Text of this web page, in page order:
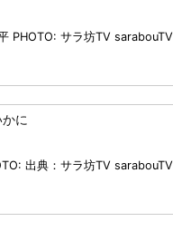
PHOTO: サラ坊TV sarabouTV
に
出典：サラ坊TV sarabouTV